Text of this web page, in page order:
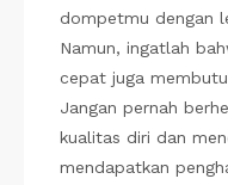
dompetmu dengan
Namun, ingatlah
cepat juga
Jangan pernah
kualitas diri dan
mendapatkan